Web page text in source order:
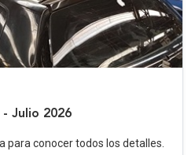
Julio 2026
para conocer todos los detalles.